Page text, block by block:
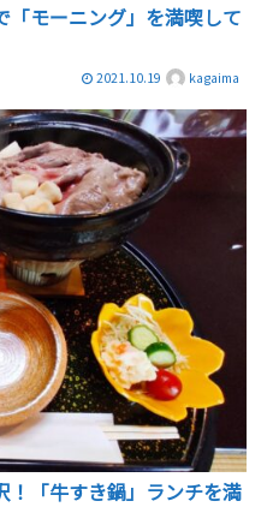
「モーニング」を満喫して
2021.10.19 kagaima
！「牛すき鍋」ランチを満